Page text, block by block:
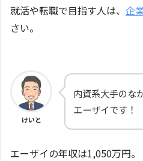
就活や転職で目指す人は、 企
さい。
けいと
内資系大手のな
エーザイです！
エーザイの年収は1,050万円。